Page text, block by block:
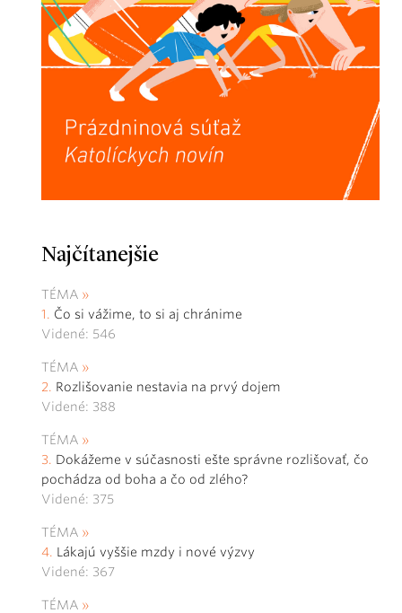
Najčítanejšie
TÉMA
Čo si vážime, to si aj chránime
Videné: 546
TÉMA
Rozlišovanie nestavia na prvý dojem
Videné: 388
TÉMA
Dokážeme v súčasnosti ešte správne rozlišovať, čo
pochádza od boha a čo od zlého?
Videné: 375
TÉMA
Lákajú vyššie mzdy i nové výzvy
Videné: 367
TÉMA